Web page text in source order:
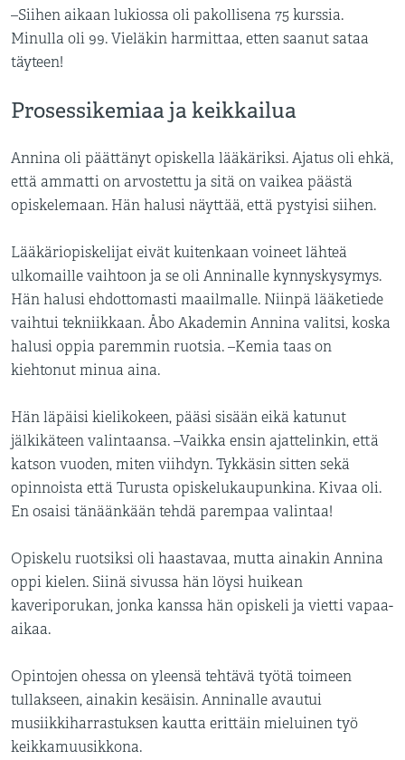
–Siihen aikaan lukiossa oli pakollisena 75 kurssia.
Minulla oli 99. Vieläkin harmittaa, etten saanut sataa
täyteen!
Prosessikemiaa ja keikkailua
Annina oli päättänyt opiskella lääkäriksi. Ajatus oli ehkä,
että ammatti on arvostettu ja sitä on vaikea päästä
opiskelemaan. Hän halusi näyttää, että pystyisi siihen.
Lääkäriopiskelijat eivät kuitenkaan voineet lähteä
ulkomaille vaihtoon ja se oli Anninalle kynnyskysymys.
Hän halusi ehdottomasti maailmalle. Niinpä lääketiede
vaihtui tekniikkaan. Åbo Akademin Annina valitsi, koska
halusi oppia paremmin ruotsia. –Kemia taas on
kiehtonut minua aina.
Hän läpäisi kielikokeen, pääsi sisään eikä katunut
jälkikäteen valintaansa. –Vaikka ensin ajattelinkin, että
katson vuoden, miten viihdyn. Tykkäsin sitten sekä
opinnoista että Turusta opiskelukaupunkina. Kivaa oli.
En osaisi tänäänkään tehdä parempaa valintaa!
Opiskelu ruotsiksi oli haastavaa, mutta ainakin Annina
oppi kielen. Siinä sivussa hän löysi huikean
kaveriporukan, jonka kanssa hän opiskeli ja vietti vapaa-
aikaa.
Opintojen ohessa on yleensä tehtävä työtä toimeen
tullakseen, ainakin kesäisin. Anninalle avautui
musiikkiharrastuksen kautta erittäin mieluinen työ
keikkamuusikkona.